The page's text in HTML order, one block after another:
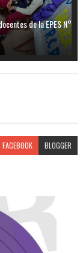
de la EPES N°
FACEBOOK BLOGGER